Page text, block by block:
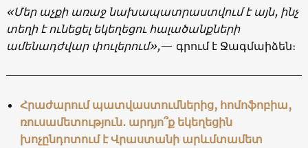
«Մեր աչքի առաջ նախապատրաստվում է այն, ինչ
տեղի է ունեցել եկեղեցու հալածանքների
ամենադժվար փուլերում»,— գրում է Ջագմաիձեն։
Հրաժարում պատվաստումներից, հոմոֆոբիա,
ռուսամետություն․ արդյո՞ք եկեղեցին
խոչընդոտում է Վրաստանի արևմտամետ